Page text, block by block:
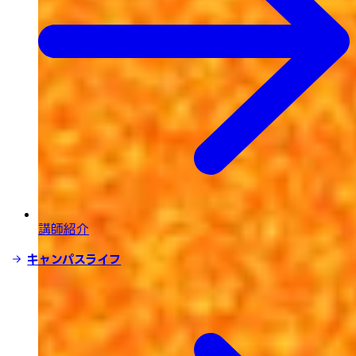
講師紹介
キャンパスライフ